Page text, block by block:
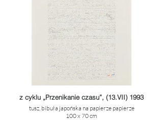
z cyklu „Przenikanie czasu”, (13.VII) 1993
tusz, bibuła japońska na papierze papierze
100 x 70 cm